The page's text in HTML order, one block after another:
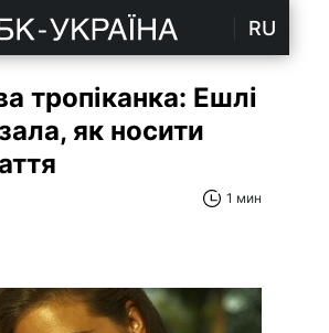
RU
тропіканка: Ешлі
як носити
1 мин